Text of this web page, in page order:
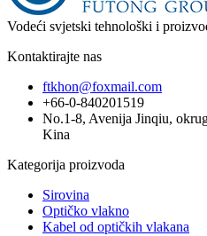
Vodeći svjetski tehnološki i
Kontaktirajte nas
ftkhon@foxmail.com
+66-0-840201519
No.1-8, Avenija Jinqiu,
Kina
Kategorija proizvoda
Sirovina
Optičko vlakno
Kabel od optičkih vlakana